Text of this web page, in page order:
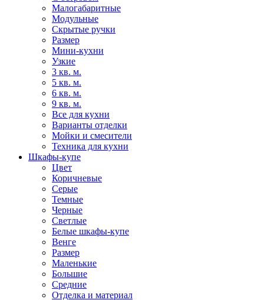
Малогабаритные
Модульные
Скрытые ручки
Размер
Мини-кухни
Узкие
3 кв. м.
5 кв. м.
6 кв. м.
9 кв. м.
Все для кухни
Варианты отделки
Мойки и смесители
Техника для кухни
Шкафы-купе
Цвет
Коричневые
Серые
Темные
Черные
Светлые
Белые шкафы-купе
Венге
Размер
Маленькие
Большие
Средние
Отделка и материал